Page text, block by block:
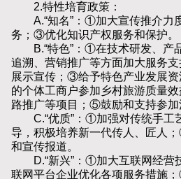
2.特性培育政策：
A.“知名”：①加大宣传推介力
务；③优化知识产权服务和保护。
B.“特色”：①在技术研发、产
追溯、营销推广等方面加大服务
展示宣传；③给予特色产业发展
的个体工商户参加乡村旅游质量
路推广等项目；⑤鼓励和支持参加
C.“优质”：①加强对传统手工
导，积极培养新一代传人、匠人
和宣传报道。
D.“新兴”：①加大互联网经营
联网平台企业优化各项服务措施